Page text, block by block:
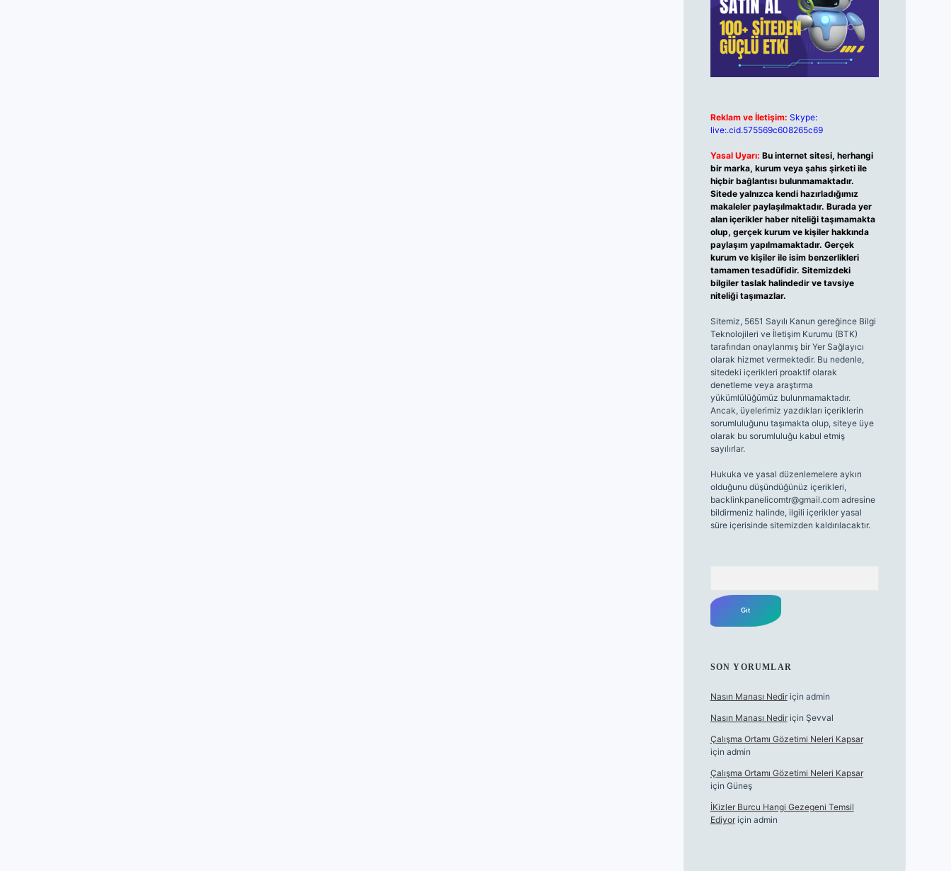
Reklam ve İletişim: Skype:
live:.cid.575569c608265c69
Yasal Uyarı: Bu internet sitesi, herhangi
bir marka, kurum veya şahıs şirketi ile
hiçbir bağlantısı bulunmamaktadır.
Sitede yalnızca kendi hazırladığımız
makaleler paylaşılmaktadır. Burada yer
alan içerikler haber niteliği taşımamakta
olup, gerçek kurum ve kişiler hakkında
paylaşım yapılmamaktadır. Gerçek
kurum ve kişiler ile isim benzerlikleri
tamamen tesadüfidir. Sitemizdeki
bilgiler taslak halindedir ve tavsiye
niteliği taşımazlar.
Sitemiz, 5651 Sayılı Kanun gereğince Bilgi
Teknolojileri ve İletişim Kurumu (BTK)
tarafından onaylanmış bir Yer Sağlayıcı
olarak hizmet vermektedir. Bu nedenle,
sitedeki içerikleri proaktif olarak
denetleme veya araştırma
yükümlülüğümüz bulunmamaktadır.
Ancak, üyelerimiz yazdıkları içeriklerin
sorumluluğunu taşımakta olup, siteye üye
olarak bu sorumluluğu kabul etmiş
sayılırlar.
Hukuka ve yasal düzenlemelere aykırı
olduğunu düşündüğünüz içerikleri,
backlinkpanelicomtr@gmail.comadresine
bildirmeniz halinde, ilgili içerikler yasal
süre içerisinde sitemizden kaldırılacaktır.
SON YORUMLAR
Nasın Manası Nediriçin admin
Nasın Manası Nediriçin Şevval
Çalışma Ortamı Gözetimi Neleri Kapsar
için admin
Çalışma Ortamı Gözetimi Neleri Kapsar
için Güneş
İKizler Burcu Hangi Gezegeni Temsil
Ediyoriçin admin